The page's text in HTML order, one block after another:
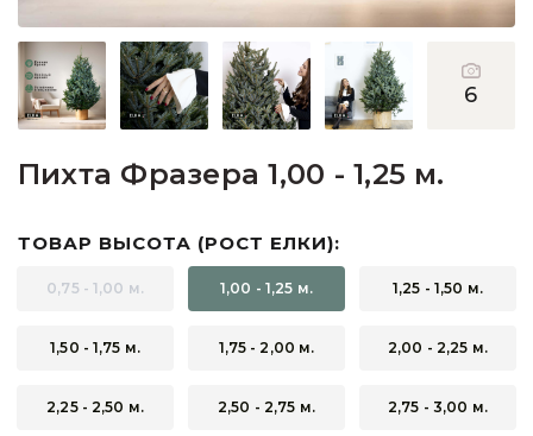
Подставки для деревьев
Прочее
Сосны
6
Пихта Фразера 1,00 - 1,25 м.
ТОВАР ВЫСОТА (РОСТ ЕЛКИ):
0,75 - 1,00 м. 1,00 - 1,25 м. 1,25 - 1,50 м.
1,50 - 1,75 м. 1,75 - 2,00 м. 2,00 - 2,25 м.
2,25 - 2,50 м. 2,50 - 2,75 м. 2,75 - 3,00 м.